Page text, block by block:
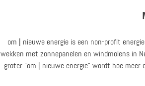
om | nieuwe energie is een non-profit
wekken met zonnepanelen en windmolens in
groter "om | nieuwe energie" wordt hoe meer